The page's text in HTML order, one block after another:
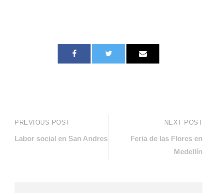
PREVIOUS POST
Labor social en San Andres
NEXT POST
Feria de las Flores en
Medellín